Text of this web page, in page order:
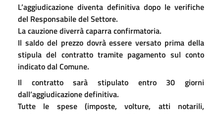
L’aggiudicazione diventa definitiva dopo le verifiche
del Responsabile del Settore.
La cauzione diverrà caparra confirmatoria.
Il saldo del prezzo dovrà essere versato prima della
stipula del contratto tramite pagamento sul conto
indicato dal Comune.
Il contratto sarà stipulato entro 30 giorni
dall’aggiudicazione definitiva.
Tutte le spese (imposte, volture, atti notarili,